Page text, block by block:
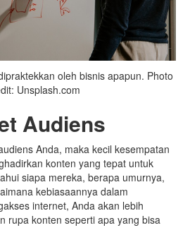
oleh bisnis apapun. Photo
Unsplash.com
Audiens
Anda, maka kecil kesempatan
konten yang tepat untuk
siapa mereka, berapa umurnya,
kebiasaannya dalam
internet, Anda akan lebih
rupa konten seperti apa yang bisa